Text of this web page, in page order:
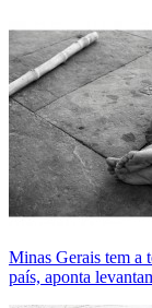
Minas Gerais tem a
país, aponta